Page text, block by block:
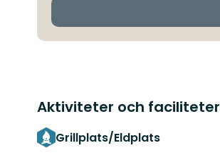
Aktiviteter och faciliteter
Grillplats/Eldplats